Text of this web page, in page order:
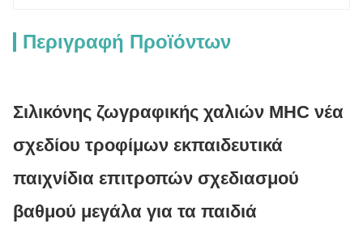
Περιγραφή Προϊόντων
Σιλικόνης ζωγραφικής χαλιών MHC νέα
σχεδίου τροφίμων εκπαιδευτικά
παιχνίδια επιτροπών σχεδιασμού
βαθμού μεγάλα για τα παιδιά